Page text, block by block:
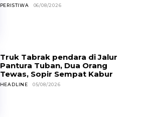
PERISTIWA 06/08/2026
Truk Tabrak pendara di Jalur
Pantura Tuban, Dua Orang
Tewas, Sopir Sempat Kabur
HEADLINE 05/08/2026